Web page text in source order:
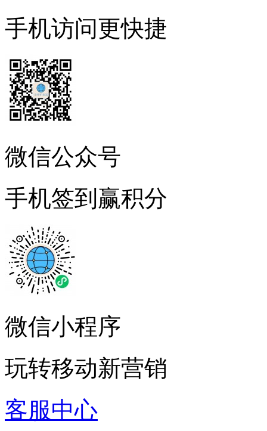
手机访问更快捷
微信公众号
手机签到赢积分
微信小程序
玩转移动新营销
客服中心